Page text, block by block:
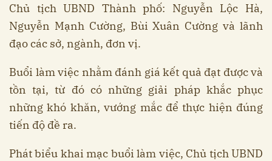
Chủ tịch UBND Thành phố: Nguyễn Lộc Hà,
Nguyễn Mạnh Cường, Bùi Xuân Cường và lãnh
đạo các sở, ngành, đơn vị.
Buổi làm việc nhằm đánh giá kết quả đạt được và
tồn tại, từ đó có những giải pháp khắc phục
những khó khăn, vướng mắc để thực hiện đúng
tiến độ đề ra.
Phát biểu khai mạc buổi làm việc, Chủ tịch UBND